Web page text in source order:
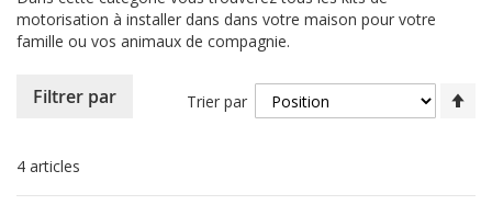
motorisation à installer dans dans votre maison pour votre
famille ou vos animaux de compagnie.
4 articles
Trier par
Filtrer par